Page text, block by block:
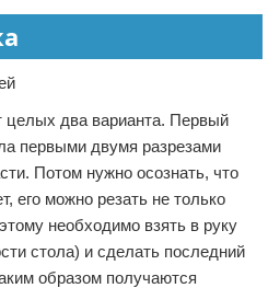
два варианта. Первый
первыми двумя разрезами
Потом нужно осознать, что
его можно резать не только
необходимо взять в руку
стола) и сделать последний
образом получаются